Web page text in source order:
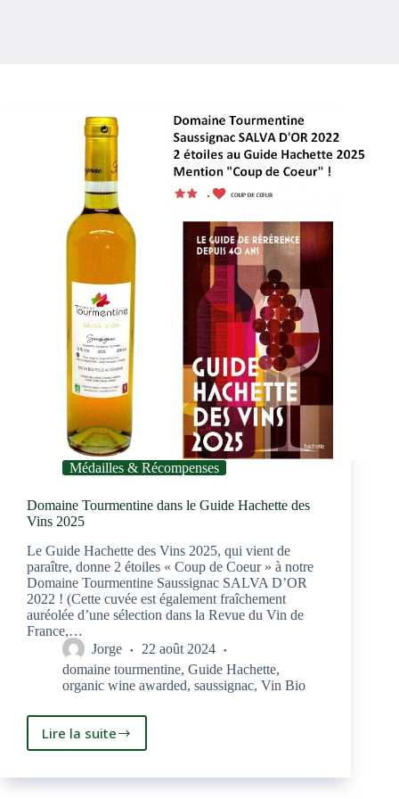
Médailles & Récompenses
Domaine Tourmentine dans le Guide Hachette des
Vins 2025
Le Guide Hachette des Vins 2025, qui vient de
paraître, donne 2 étoiles « Coup de Coeur » à notre
Domaine Tourmentine Saussignac SALVA D’OR
2022 ! (Cette cuvée est également fraîchement
auréolée d’une sélection dans la Revue du Vin de
France,…
Jorge
22 août 2024
domaine tourmentine, Guide Hachette,
organic wine awarded, saussignac, Vin Bio
Lire la suite
Domaine
dans